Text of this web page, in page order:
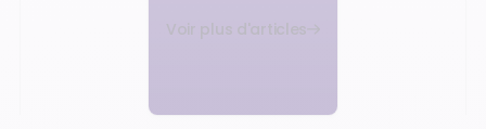
Voir plus d'articles